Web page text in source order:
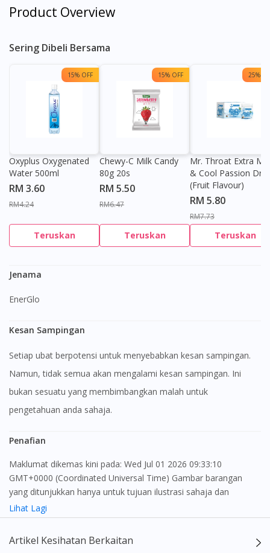
Product Overview
Sering Dibeli Bersama
15% OFF
Oxyplus Oxygenated
Water 500ml
RM 3.60
RM4.24
Teruskan
15% OFF
Chewy-C Milk Candy
80g 20s
RM 5.50
RM6.47
Teruskan
25%
Mr. Throat Extra
& Cool Passion
(Fruit Flavour)
RM 5.80
RM7.73
Teruskan
Jenama
EnerGlo
Kesan Sampingan
Setiap ubat berpotensi untuk menyebabkan kesan sampingan.
Namun, tidak semua akan mengalami kesan sampingan. Ini
bukan sesuatu yang membimbangkan malah untuk
pengetahuan anda sahaja.
Penafian
Maklumat dikemas kini pada: Wed Jul 01 2026 09:33:10
GMT+0000 (Coordinated Universal Time) Gambar barangan
yang ditunjukkan hanya untuk tujuan ilustrasi sahaja dan
mungkin tidak seperti produk yang sebenar
maklumat sahaja, bagi kegunaan para pengamal perubatan dan
Lihat Lagi
Artikel Kesihatan Berkaitan